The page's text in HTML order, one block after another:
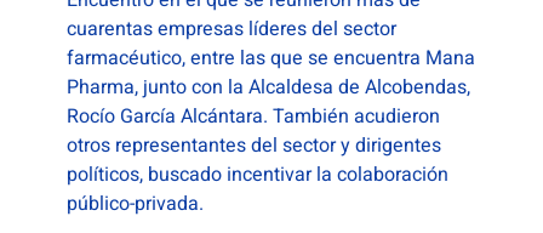
cuarentas empresas líderes del sector
farmacéutico, entre las que se encuentra Mana
Pharma, junto con la Alcaldesa de Alcobendas,
Rocío García Alcántara. También acudieron
otros representantes del sector y dirigentes
políticos, buscado incentivar la colaboración
público-privada.